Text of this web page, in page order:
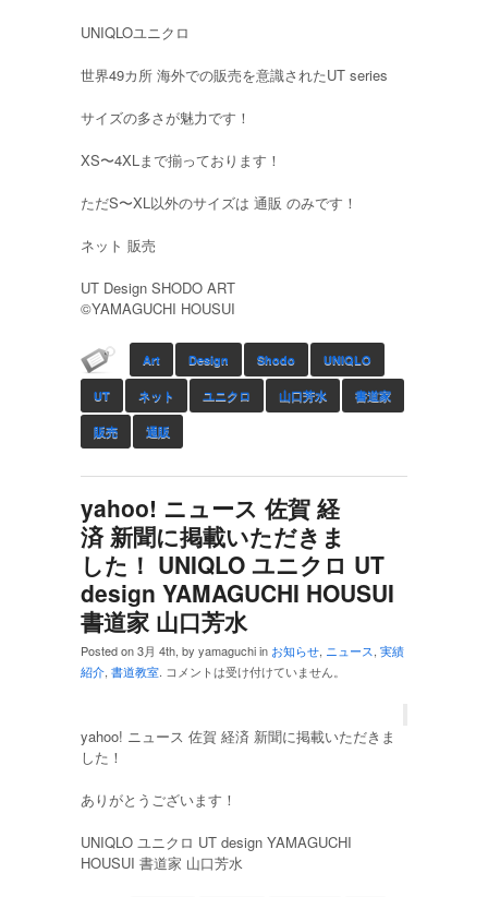
UNIQLOユニクロ
世界49カ所 海外での販売を意識されたUT series
サイズの多さが魅力です！
XS〜4XLまで揃っております！
ただS〜XL以外のサイズは 通販 のみです！
ネット 販売
UT Design SHODO ART
©︎YAMAGUCHI HOUSUI
Art Design Shodo UNIQLO
UT ネット ユニクロ 山口芳水 書道家
販売 通販
yahoo! ニュース 佐賀 経
済 新聞に掲載いただきま
した！ UNIQLO ユニクロ UT
design YAMAGUCHI HOUSUI
書道家 山口芳水
Posted on 3月 4th, by yamaguchi in お知らせ, ニュース, 実績
紹介, 書道教室. コメントは受け付けていません。
yahoo! ニュース 佐賀 経済 新聞に掲載いただきま
した！
ありがとうございます！
UNIQLO ユニクロ UT design YAMAGUCHI
HOUSUI 書道家 山口芳水